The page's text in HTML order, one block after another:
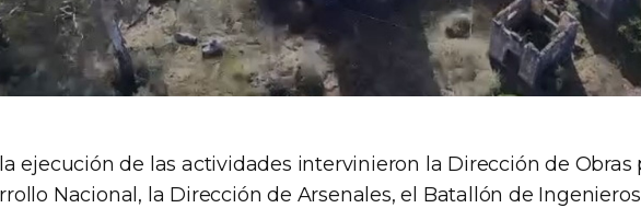
ejecución de las actividades intervinieron la Dirección de Obras
Nacional, la Dirección de Arsenales, el Batallón de